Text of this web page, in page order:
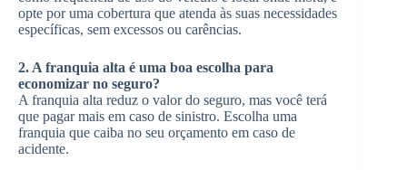
opte por uma cobertura que atenda às suas necessidades
específicas, sem excessos ou carências.
2. A franquia alta é uma boa escolha para
economizar no seguro?
A franquia alta reduz o valor do seguro, mas você terá
que pagar mais em caso de sinistro. Escolha uma
franquia que caiba no seu orçamento em caso de
acidente.